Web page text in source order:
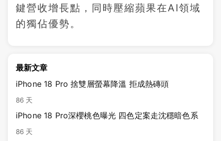
鍵營收增長點，同時壓縮蘋果在AI領域
的獨佔優勢。
最新文章
iPhone 18 Pro 捨雙層螢幕降溫 拒成熱磚頭
86 天
iPhone 18 Pro深櫻桃色曝光 四色定案走沈穩暗色系
86 天